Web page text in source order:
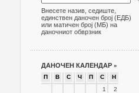
Внесете назив, седиште,
единствен даночен број (ЕДБ)
или матичен број (МБ) на
даночниот обврзник
ДАНОЧЕН КАЛЕНДАР »
П В С Ч П С
Н
1
2